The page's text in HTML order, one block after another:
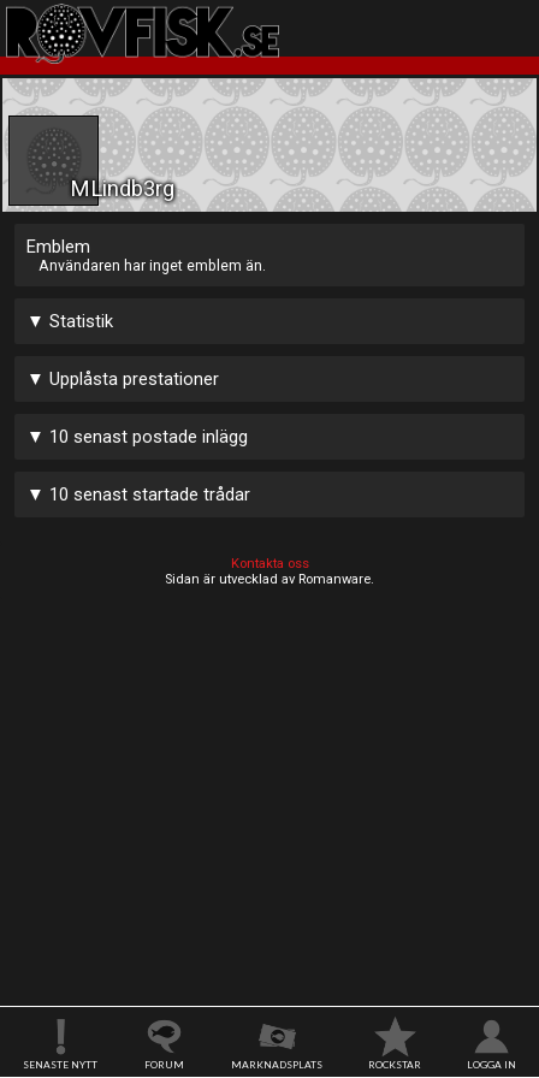
SENASTE NYTT FORUM MARKNADSPLATS ROCKSTAR LOGGA IN
MLindb3rg
Emblem
Användaren har inget emblem än.
▼ Statistik
▼ Upplåsta prestationer
▼ 10 senast postade inlägg
▼ 10 senast startade trådar
Kontakta oss
Sidan är utvecklad av Romanware.